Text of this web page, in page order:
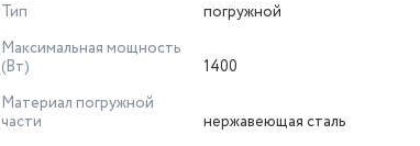
Тип
погружной
Максимальная мощность
(Вт)
1400
Материал погружной
части
нержавеющая сталь